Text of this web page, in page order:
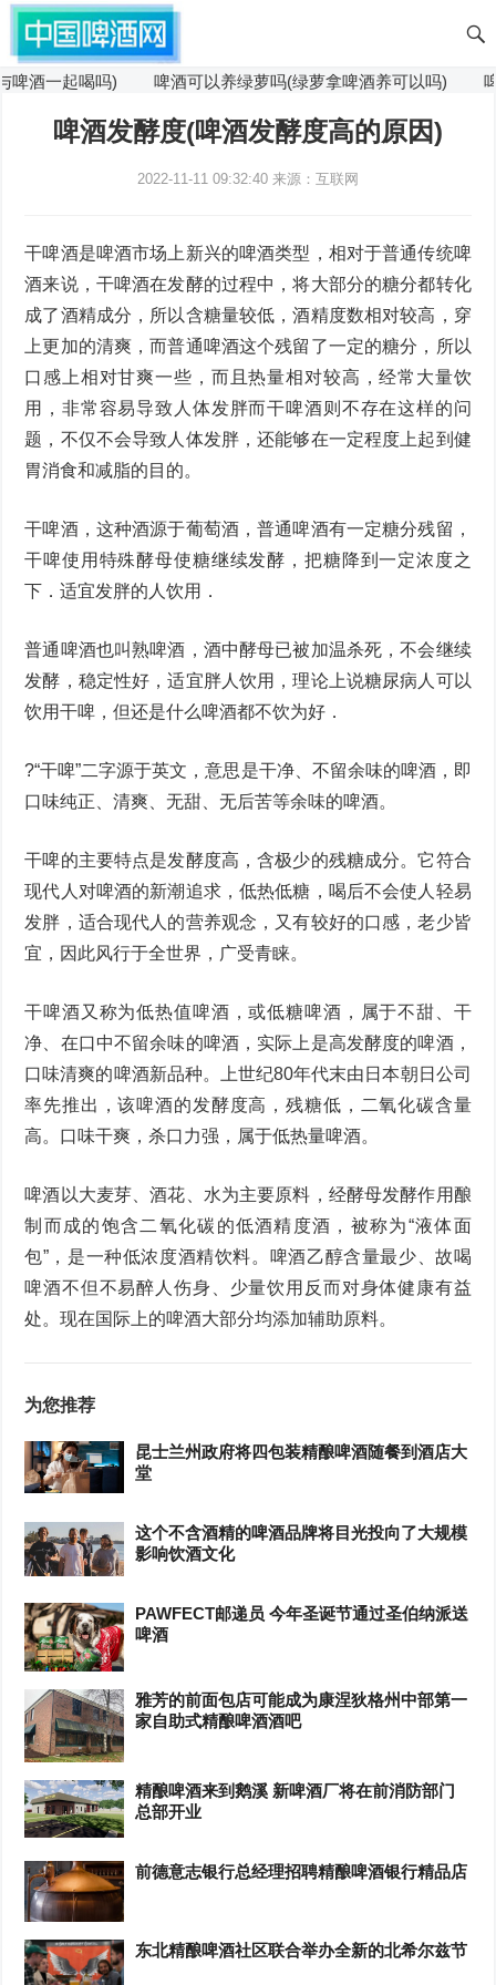
酒一起喝吗) 啤酒可以养绿萝吗(绿萝拿啤酒养可以吗)
啤酒发酵度(啤酒发酵度高的原因)
2022-11-11 09:32:40 来源：互联网
干啤酒是啤酒市场上新兴的啤酒类型，相对于普通传统啤
酒来说，干啤酒在发酵的过程中，将大部分的糖分都转化
成了酒精成分，所以含糖量较低，酒精度数相对较高，穿
上更加的清爽，而普通啤酒这个残留了一定的糖分，所以
口感上相对甘爽一些，而且热量相对较高，经常大量饮
用，非常容易导致人体发胖而干啤酒则不存在这样的问
题，不仅不会导致人体发胖，还能够在一定程度上起到健
胃消食和减脂的目的。
干啤酒，这种酒源于葡萄酒，普通啤酒有一定糖分残留，
干啤使用特殊酵母使糖继续发酵，把糖降到一定浓度之
下．适宜发胖的人饮用．
普通啤酒也叫熟啤酒，酒中酵母已被加温杀死，不会继续
发酵，稳定性好，适宜胖人饮用，理论上说糖尿病人可以
饮用干啤，但还是什么啤酒都不饮为好．
?“干啤”二字源于英文，意思是干净、不留余味的啤酒，即
口味纯正、清爽、无甜、无后苦等余味的啤酒。
干啤的主要特点是发酵度高，含极少的残糖成分。它符合
现代人对啤酒的新潮追求，低热低糖，喝后不会使人轻易
发胖，适合现代人的营养观念，又有较好的口感，老少皆
宜，因此风行于全世界，广受青睐。
干啤酒又称为低热值啤酒，或低糖啤酒，属于不甜、干
净、在口中不留余味的啤酒，实际上是高发酵度的啤酒，
口味清爽的啤酒新品种。上世纪80年代末由日本朝日公司
率先推出，该啤酒的发酵度高，残糖低，二氧化碳含量
高。口味干爽，杀口力强，属于低热量啤酒。
啤酒以大麦芽、酒花、水为主要原料，经酵母发酵作用酿
制而成的饱含二氧化碳的低酒精度酒，被称为“液体面
包”，是一种低浓度酒精饮料。啤酒乙醇含量最少、故喝
啤酒不但不易醉人伤身、少量饮用反而对身体健康有益
处。现在国际上的啤酒大部分均添加辅助原料。
为您推荐
昆士兰州政府将四包装精酿啤酒随餐到酒店大
堂
这个不含酒精的啤酒品牌将目光投向了大规模
影响饮酒文化
PAWFECT邮递员 今年圣诞节通过圣伯纳派送
啤酒
雅芳的前面包店可能成为康涅狄格州中部第一
家自助式精酿啤酒酒吧
精酿啤酒来到鹅溪 新啤酒厂将在前消防部门
总部开业
前德意志银行总经理招聘精酿啤酒银行精品店
东北精酿啤酒社区联合举办全新的北希尔兹节